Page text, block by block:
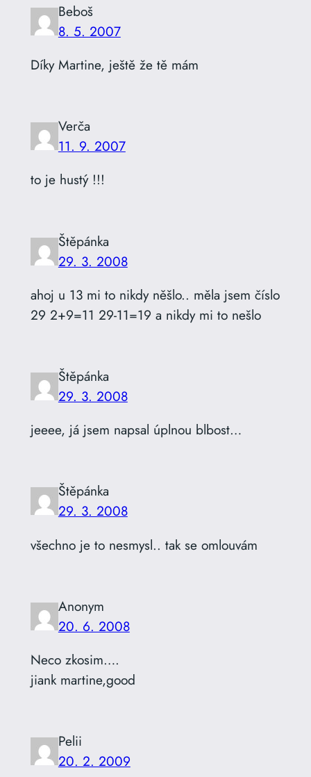
Beboš
8. 5. 2007
Díky Martine, ještě že tě mám
Verča
11. 9. 2007
to je hustý !!!
Štěpánka
29. 3. 2008
ahoj u 13 mi to nikdy něšlo.. měla jsem číslo
29 2+9=11 29-11=19 a nikdy mi to nešlo
Štěpánka
29. 3. 2008
jeeee, já jsem napsal úplnou blbost…
Štěpánka
29. 3. 2008
všechno je to nesmysl.. tak se omlouvám
Anonym
20. 6. 2008
Neco zkosim….
jiank martine,good
Pelii
20. 2. 2009